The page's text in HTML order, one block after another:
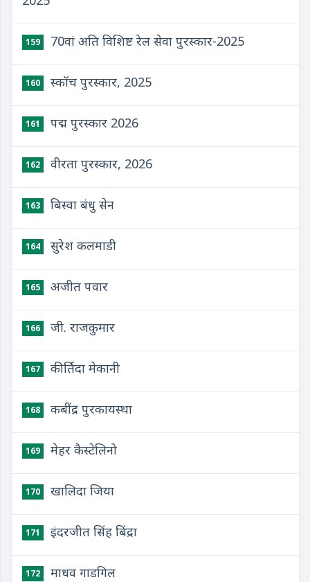
159 70वां अति विशिष्ट रेल सेवा पुरस्कार-2025
160 स्कॉच पुरस्कार, 2025
161 पद्म पुरस्कार 2026
162 वीरता पुरस्कार, 2026
163 बिस्वा बंधु सेन
164 सुरेश कलमाडी
165 अजीत पवार
166 जी. राजकुमार
167 कीर्तिदा मेकानी
168 कबींद्र पुरकायस्था
169 मेहर कैस्टेलिनो
170 खालिदा जिया
171 इंदरजीत सिंह बिंद्रा
172 माधव गाडगिल